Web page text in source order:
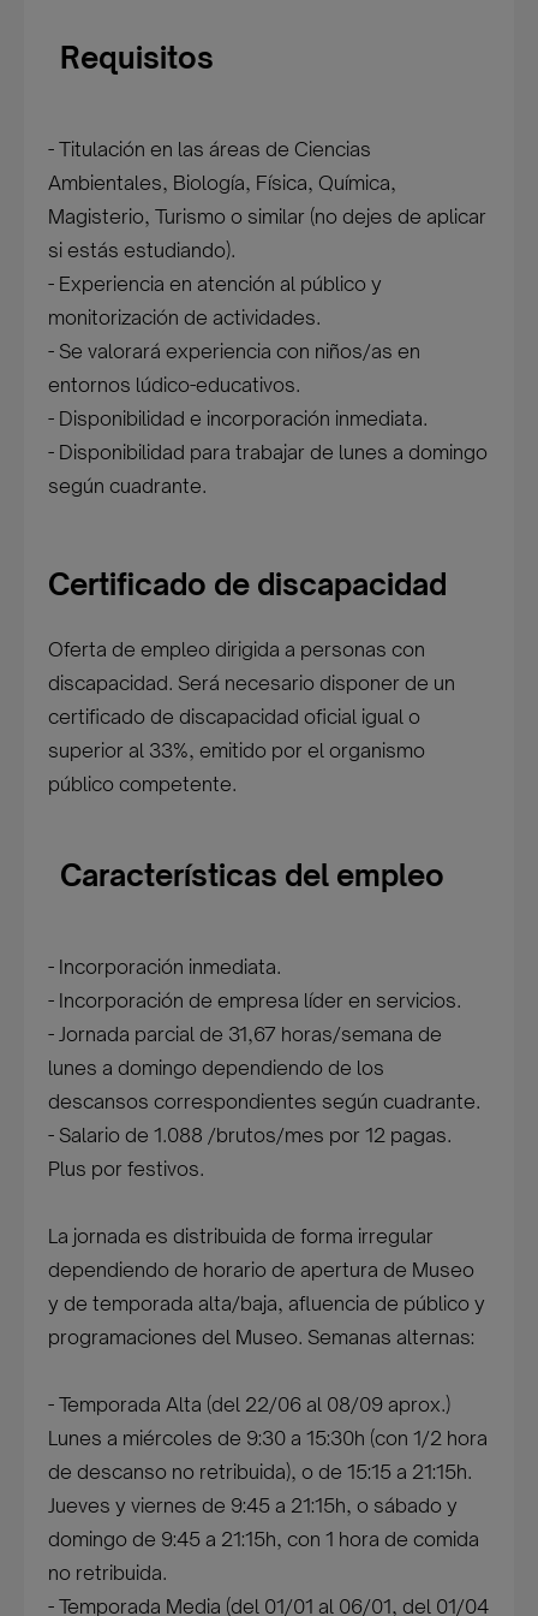
Requisitos
- Titulación en las áreas de Ciencias
Ambientales, Biología, Física, Química,
Magisterio, Turismo o similar (no dejes de aplicar
si estás estudiando).
- Experiencia en atención al público y
monitorización de actividades.
- Se valorará experiencia con niños/as en
entornos lúdico-educativos.
- Disponibilidad e incorporación inmediata.
- Disponibilidad para trabajar de lunes a domingo
según cuadrante.
Certificado de discapacidad
Oferta de empleo dirigida a personas con
discapacidad. Será necesario disponer de un
certificado de discapacidad oficial igual o
superior al 33%, emitido por el organismo
público competente.
Características del empleo
- Incorporación inmediata.
- Incorporación de empresa líder en servicios.
- Jornada parcial de 31,67 horas/semana de
lunes a domingo dependiendo de los
descansos correspondientes según cuadrante.
- Salario de 1.088 /brutos/mes por 12 pagas.
Plus por festivos.
La jornada es distribuida de forma irregular
dependiendo de horario de apertura de Museo
y de temporada alta/baja, afluencia de público y
programaciones del Museo. Semanas alternas:
- Temporada Alta (del 22/06 al 08/09 aprox.)
Lunes a miércoles de 9:30 a 15:30h (con 1/2 hora
de descanso no retribuida), o de 15:15 a 21:15h.
Jueves y viernes de 9:45 a 21:15h, o sábado y
domingo de 9:45 a 21:15h, con 1 hora de comida
no retribuida.
- Temporada Media (del 01/01 al 06/01, del 01/04